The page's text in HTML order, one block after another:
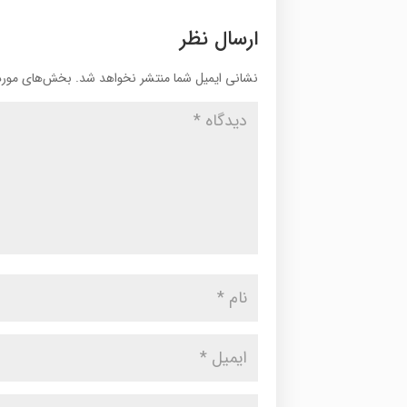
ارسال نظر
نشانی ایمیل شما منتشر نخواهد شد. بخش‌های